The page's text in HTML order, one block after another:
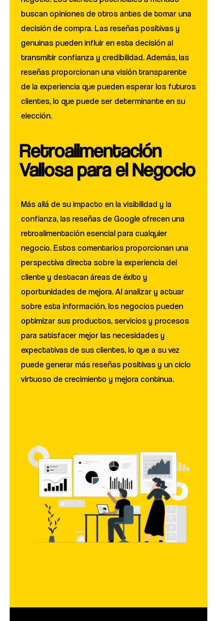
buscan opiniones de otros antes de tomar una
decisión de compra. Las reseñas positivas y
genuinas pueden influir en esta decisión al
transmitir confianza y credibilidad. Además, las
reseñas proporcionan una visión transparente
de la experiencia que pueden esperar los futuros
clientes, lo que puede ser determinante en su
elección.
Retroalimentación
Valiosa para el Negocio
Más allá de su impacto en la visibilidad y la
confianza, las reseñas de Google ofrecen una
retroalimentación esencial para cualquier
negocio. Estos comentarios proporcionan una
perspectiva directa sobre la experiencia del
cliente y destacan áreas de éxito y
oportunidades de mejora. Al analizar y actuar
sobre esta información, los negocios pueden
optimizar sus productos, servicios y procesos
para satisfacer mejor las necesidades y
expectativas de sus clientes, lo que a su vez
puede generar más reseñas positivas y un ciclo
virtuoso de crecimiento y mejora continua.